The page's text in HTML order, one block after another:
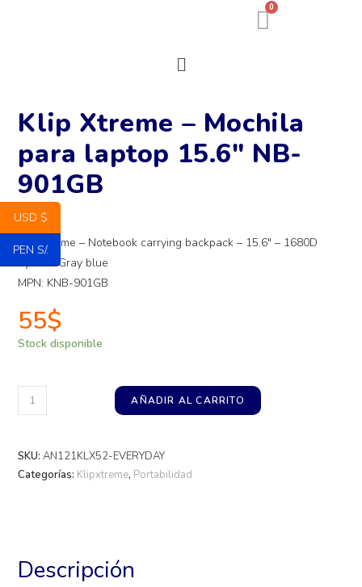
0
Klip Xtreme – Mochila
para laptop 15.6″ NB-
901GB
Klip Xtreme – Notebook carrying backpack – 15.6″ – 1680D
nylon – Gray blue
MPN: KNB-901GB
55$
Stock disponible
AÑADIR AL CARRITO
SKU:AN121KLX52-EVERYDAY
Categorías: Klipxtreme, Portabilidad
Descripción
USD $
PEN S/.